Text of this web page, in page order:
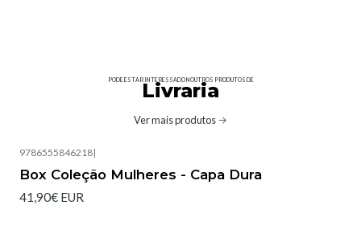
PODE ESTAR INTERESSADO NOUTROS PRODUTOS DE
Livraria
Ver mais produtos
9786555846218|
Box Coleção Mulheres - Capa Dura
41,90€ EUR